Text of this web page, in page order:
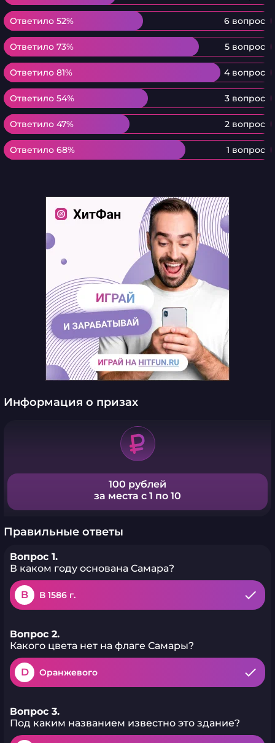
Ответило 52% 6 вопрос
Ответило 52%
Ответило 73% 5 вопрос
Ответило 73%
Ответило 81% 4 вопрос
Ответило 81%
Ответило 54% 3 вопрос
Ответило 54%
Ответило 47% 2 вопрос
Ответило 47%
Ответило 68% 1 вопрос
Ответило 68%
Информация о призах
100 рублей
за места с 1 по 10
Правильные ответы
Вопрос 1.
В каком году основана Самара?
B В 1586 г.
Вопрос 2.
Какого цвета нет на флаге Самары?
D Оранжевого
Вопрос 3.
Под каким названием известно это здание?